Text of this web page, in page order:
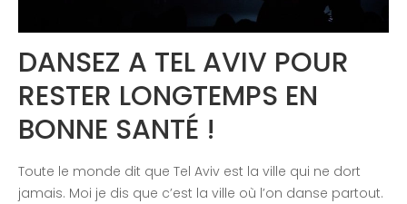
DANSEZ A TEL AVIV POUR
RESTER LONGTEMPS EN
BONNE SANTÉ !
Toute le monde dit que Tel Aviv est la ville qui ne dort
jamais. Moi je dis que c’est la ville où l’on danse partout.